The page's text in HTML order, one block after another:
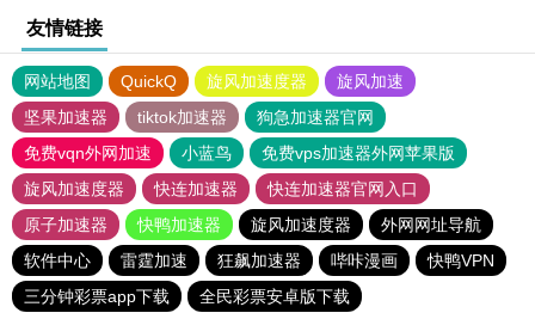
友情链接
网站地图 QuickQ 旋风加速度器
旋风加速
坚果加速器
tiktok加速器
狗急加速器官网
免费vqn外网加速
小蓝鸟
免费vps加速器外网苹果版
旋风加速度器
快连加速器
快连加速器官网入口
原子加速器
快鸭加速器 旋风加速度器
外网网址导航
软件中心
雷霆加速 狂飙加速器 哔咔漫画
快鸭VPN
三分钟彩票app下载
全民彩票安卓版下载